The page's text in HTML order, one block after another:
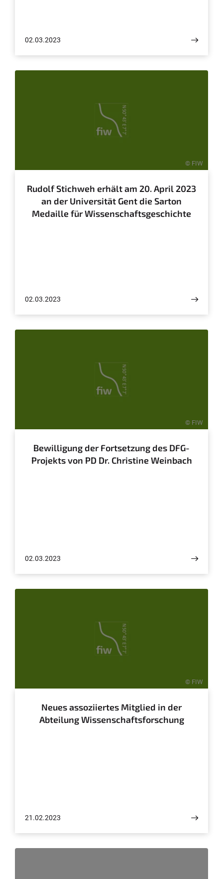
02.03.2023
© FIW
Rudolf Stichweh erhält am 20. April 2023
an der Universität Gent die Sarton
Medaille für Wissenschaftsgeschichte
02.03.2023
© FIW
Bewilligung der Fortsetzung des DFG-
Projekts von PD Dr. Christine Weinbach
02.03.2023
© FIW
Neues assoziiertes Mitglied in der
Abteilung Wissenschaftsforschung
21.02.2023